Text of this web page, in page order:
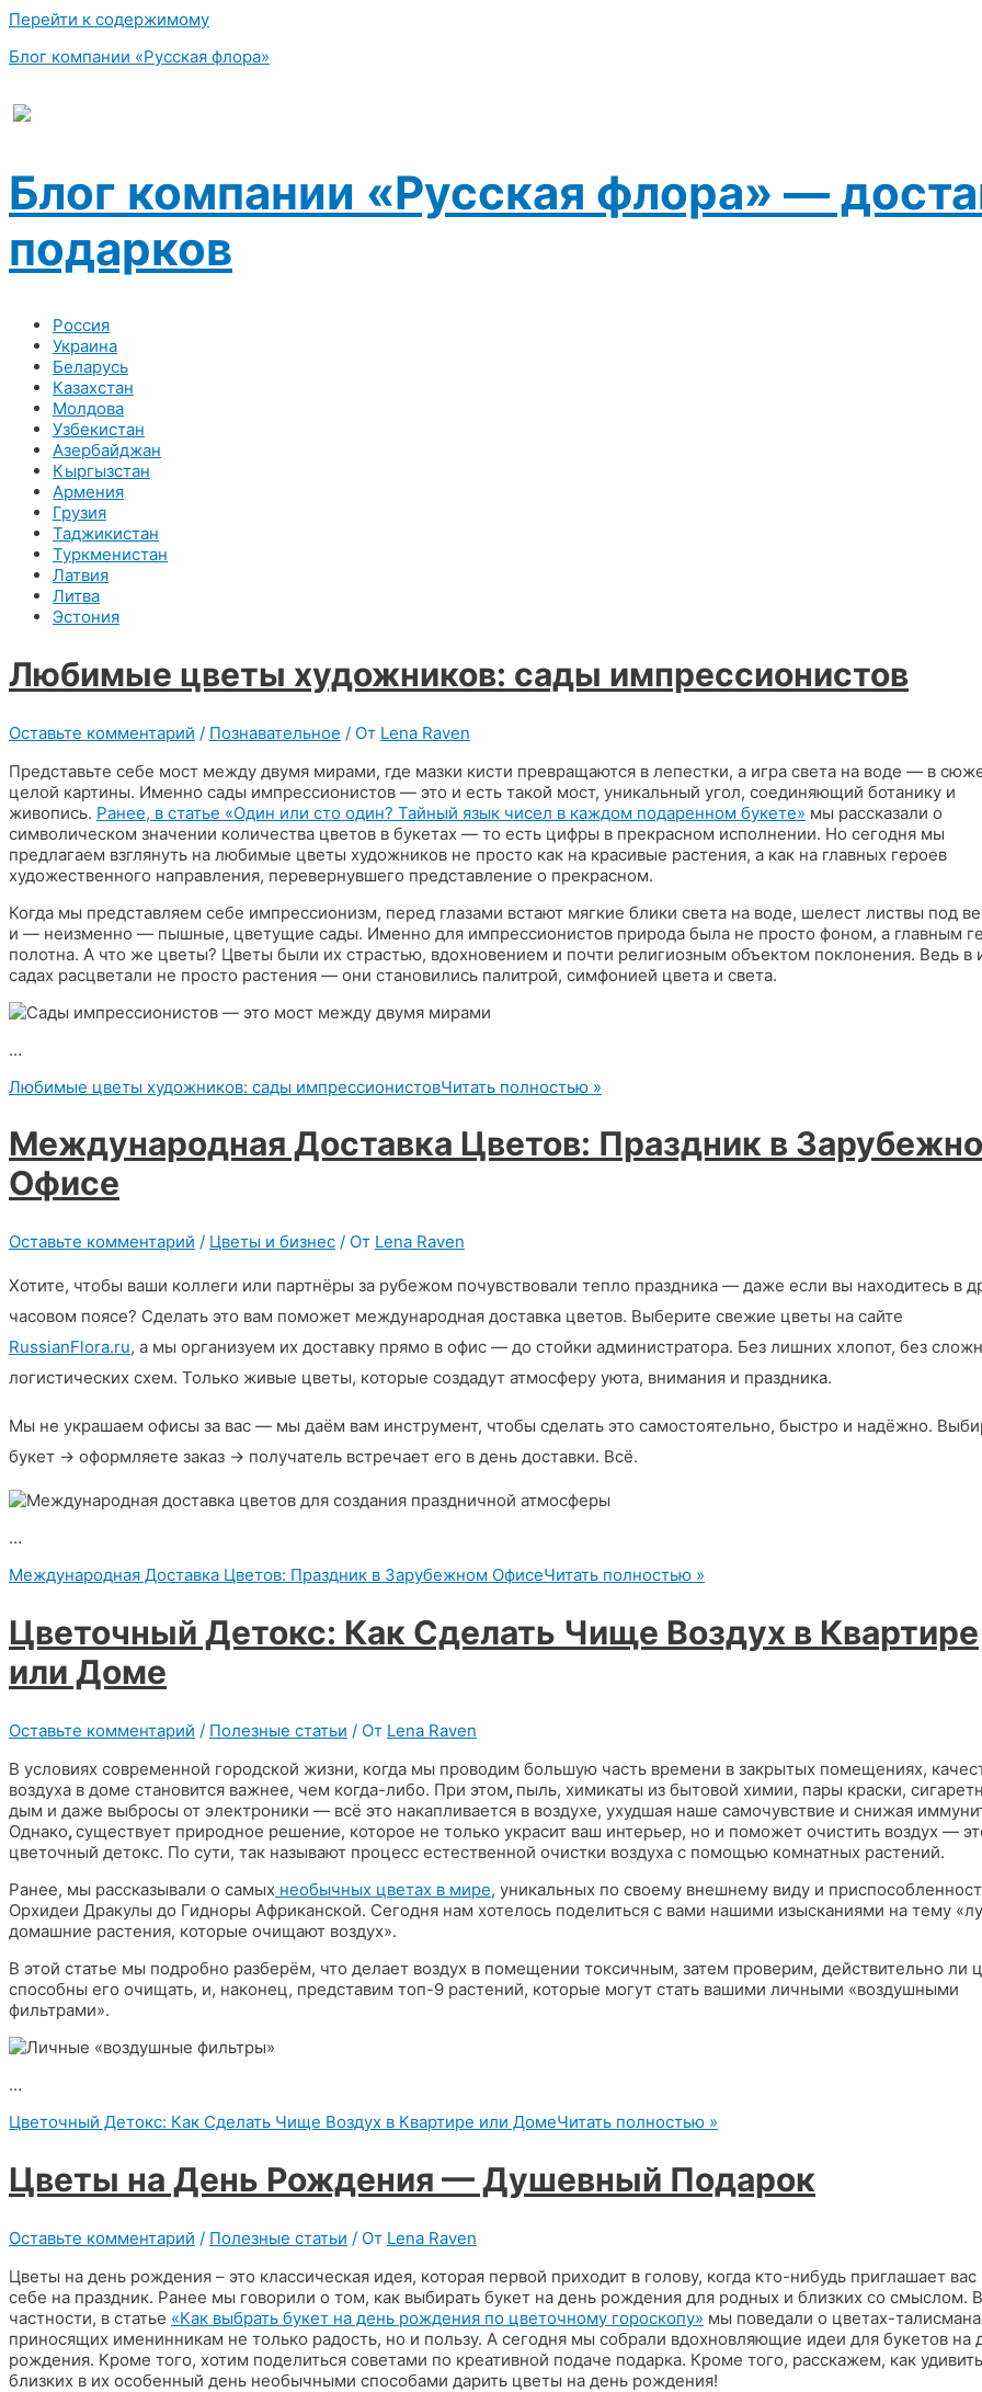
Перейти к содержимому
Блог компании «Русская флора»
Блог компании «Русская флора» —
подарков
Россия
Украина
Беларусь
Казахстан
Молдова
Узбекистан
Азербайджан
Кыргызстан
Армения
Грузия
Таджикистан
Туркменистан
Латвия
Литва
Эстония
Любимые цветы художников: сады импрессионистов
Оставьте комментарий / Познавательное / От Lena Raven
Представьте себе мост между двумя мирами, где мазки кисти превращаются в лепестки, а игра света на воде — в
целой картины. Именно сады импрессионистов — это и есть такой мост, уникальный угол, соединяющий ботанику и
живопись. Ранее, в статье «Один или сто один? Тайный язык чисел в каждом подаренном букете» мы рассказали о
символическом значении количества цветов в букетах — то есть цифры в прекрасном исполнении. Но сегодня мы
предлагаем взглянуть на любимые цветы художников не просто как на красивые растения, а как на главных героев
художественного направления, перевернувшего представление о прекрасном.
Когда мы представляем себе импрессионизм, перед глазами встают мягкие блики света на воде, шелест листвы под
и — неизменно — пышные, цветущие сады. Именно для импрессионистов природа была не просто фоном, а главным
полотна. А что же цветы? Цветы были их страстью, вдохновением и почти религиозным объектом поклонения. Ведь в
садах расцветали не просто растения — они становились палитрой, симфонией цвета и света.
…
Любимые цветы художников: сады импрессионистовЧитать полностью »
Международная Доставка Цветов: Праздник в
Офисе
Оставьте комментарий / Цветы и бизнес / От Lena Raven
Хотите, чтобы ваши коллеги или партнёры за рубежом почувствовали тепло праздника — даже если вы находитесь в
часовом поясе? Сделать это вам поможет международная доставка цветов. Выберите свежие цветы на сайте
RussianFlora.ru, а мы организуем их доставку прямо в офис — до стойки администратора. Без лишних хлопот, без
логистических схем. Только живые цветы, которые создадут атмосферу уюта, внимания и праздника.
Мы не украшаем офисы за вас — мы даём вам инструмент, чтобы сделать это самостоятельно, быстро и надёжно.
букет → оформляете заказ → получатель встречает его в день доставки. Всё.
…
Международная Доставка Цветов: Праздник в Зарубежном ОфисеЧитать полностью »
Цветочный Детокс: Как Сделать Чище Воздух в Квартире
или Доме
Оставьте комментарий / Полезные статьи / От Lena Raven
В условиях современной городской жизни, когда мы проводим большую часть времени в закрытых помещениях,
воздуха в доме становится важнее, чем когда-либо. При этом, пыль, химикаты из бытовой химии, пары краски,
дым и даже выбросы от электроники — всё это накапливается в воздухе, ухудшая наше самочувствие и снижая
Однако,существует природное решение, которое не только украсит ваш интерьер, но и поможет очистить воздух —
цветочный детокс. По сути, так называют процесс естественной очистки воздуха с помощью комнатных растений.
Ранее, мы рассказывали о самых необычных цветах в мире, уникальных по своему внешнему виду и
Орхидеи Дракулы до Гидноры Африканской. Сегодня нам хотелось поделиться с вами нашими изысканиями на тему
домашние растения, которые очищают воздух».
В этой статье мы подробно разберём, что делает воздух в помещении токсичным, затем проверим, действительно ли
способны его очищать, и, наконец, представим топ-9 растений, которые могут стать вашими личными «воздушными
фильтрами».
…
Цветочный Детокс: Как Сделать Чище Воздух в Квартире или ДомеЧитать полностью »
Цветы на День Рождения — Душевный Подарок
Оставьте комментарий / Полезные статьи / От Lena Raven
Цветы на день рождения – это классическая идея, которая первой приходит в голову, когда кто-нибудь приглашает вас
себе на праздник. Ранее мы говорили о том, как выбирать букет на день рождения для родных и близких со смыслом. В
частности, в статье «Как выбрать букет на день рождения по цветочному гороскопу» мы поведали о цветах-
приносящих именинникам не только радость, но и пользу. А сегодня мы собрали вдохновляющие идеи для букетов на
рождения. Кроме того, хотим поделиться советами по креативной подаче подарка. Кроме того, расскажем, как удивить
близких в их особенный день необычными способами дарить цветы на день рождения!